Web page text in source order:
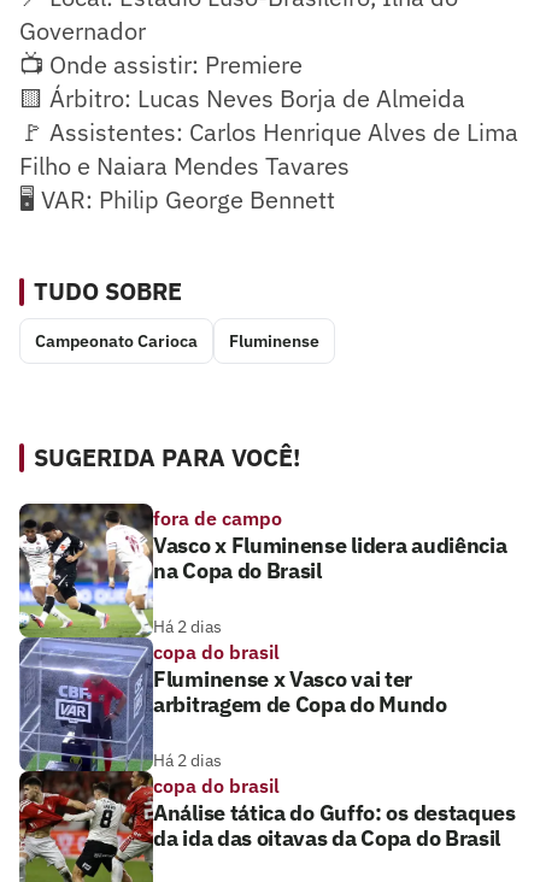
Governador
📺 Onde assistir: Premiere
🟨 Árbitro: Lucas Neves Borja de Almeida
🚩 Assistentes: Carlos Henrique Alves de Lima
Filho e Naiara Mendes Tavares
🖥️ VAR: Philip George Bennett
TUDO SOBRE
Campeonato Carioca Fluminense
SUGERIDA PARA VOCÊ!
fora de campo
Vasco x Fluminense lidera audiência
na Copa do Brasil
Há 2 dias
copa do brasil
Fluminense x Vasco vai ter
arbitragem de Copa do Mundo
Há 2 dias
copa do brasil
Análise tática do Guffo: os destaques
da ida das oitavas da Copa do Brasil